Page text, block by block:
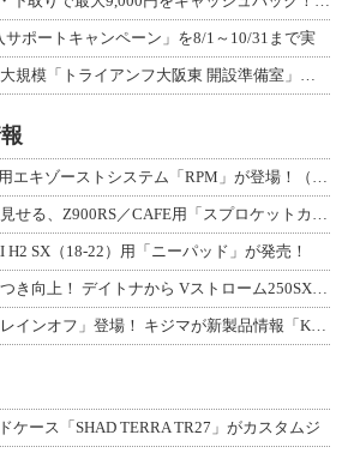
サポートキャンペーン」を8/1～10/31まで実
H2 SX（18-22）用「ニーパッド」が発売！
ケース「SHAD TERRA TR27」がカスタムジ